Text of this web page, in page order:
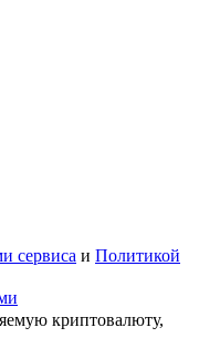
сервиса и Политикой
криптовалюту,